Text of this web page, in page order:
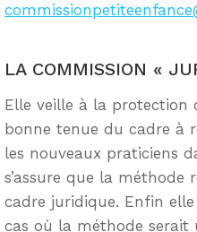
LA COMMISSION «
Elle veille à la protection
bonne tenue du cadre à
les nouveaux praticiens
s’assure que la méthode
cadre juridique. Enfin
cas où la méthode serait